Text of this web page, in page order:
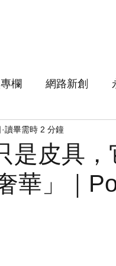
欄 網路新創
是皮具
華」｜
讀畢需時 2 分鐘